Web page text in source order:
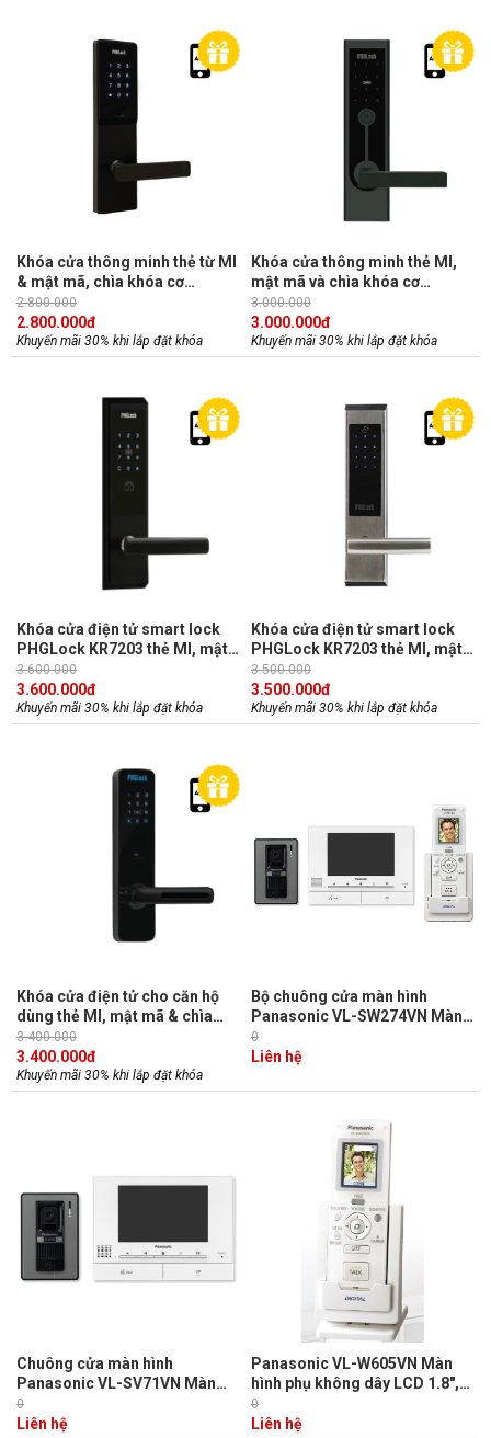
Khóa cửa thông minh thẻ từ MI
& mật mã, chìa khóa cơ
PHGLock KR7868 ( tùy chọn
APP)
2.800.000
2.800.000đ
Khuyến mãi 30% khi lắp đặt khóa
Khóa cửa thông minh thẻ MI,
mật mã và chìa khóa cơ
PHGLock KR8131 (Tùy chọn
APP)
3.000.000
3.000.000đ
Khuyến mãi 30% khi lắp đặt khóa
Khóa cửa điện tử smart lock
PHGLock KR7203 thẻ MI, mật
mã và chìa khóa cơ (Tùy chọn
APP, màu đen)
3.600.000
3.600.000đ
Khuyến mãi 30% khi lắp đặt khóa
Khóa cửa điện tử smart lock
PHGLock KR7203 thẻ MI, mật
mã và chìa khóa cơ (Tùy chọn
APP, màu bạc)
3.500.000
3.500.000đ
Khuyến mãi 30% khi lắp đặt khóa
Khóa cửa điện tử cho căn hộ
dùng thẻ MI, mật mã & chìa
khóa cơ PHGLock KR7155 (Tùy
chọn APP)
3.400.000
3.400.000đ
Khuyến mãi 30% khi lắp đặt khóa
Bộ chuông cửa màn hình
Panasonic VL-SW274VN Màn
hình chính 7",lưu được 400 hình
0
Liên hệ
Chuông cửa màn hình
Panasonic VL-SV71VN Màn
hình 7", Lưu được 400 hình ảnh
màu, đàm thoại rãnh tay
0
Liên hệ
Panasonic VL-W605VN Màn
hình phụ không dây LCD 1.8",
Sử dụng Pin NI-MH
0
Liên hệ